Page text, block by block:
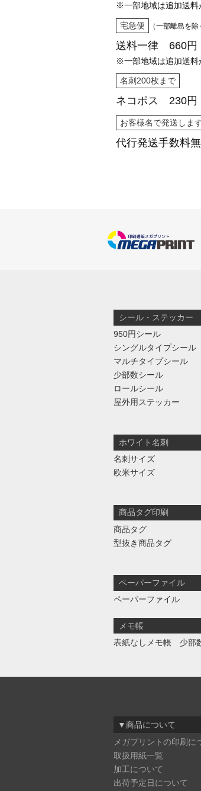
※一部地域は追加送料
宅急便 （一部離島を除
送料一律 660円
※一部地域は追加送料
名刺200枚まで
ネコポス 230円
お客様名で発送します
代行発送手数料
シール・ステッカー
950円シール
シングルタイプシール
マルチタイプシール
少部数シール
ロールシール
屋外用ステッカー
ホワイト名刺
名刺サイズ
欧米サイズ
商品タグ印刷
商品タグ
型抜き商品タグ
ペーパーファイル
ペーパーファイル
メモ帳
表紙なしメモ帳 少部
▼商品について
メガプリントの印刷に
取扱用紙一覧
加工について
出荷予定日について